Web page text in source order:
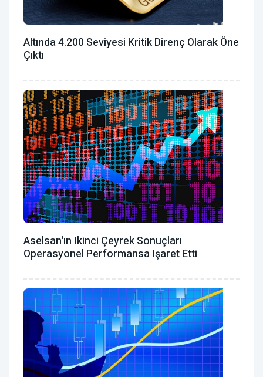
Altında 4.200 Seviyesi Kritik Direnç Olarak Öne
Çıktı
Aselsan'ın Ikinci Çeyrek Sonuçları
Operasyonel Performansa Işaret Etti